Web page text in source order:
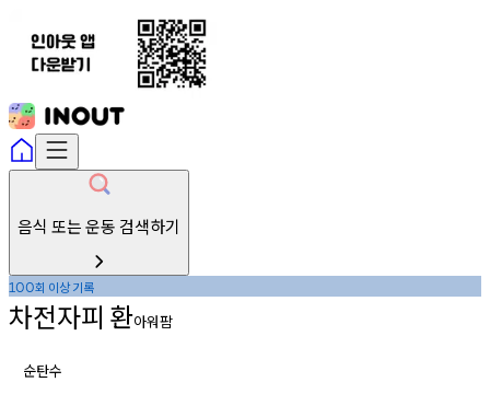
음식 또는 운동 검색하기
100회 이상기록
차전자피 환아워팜
순탄수